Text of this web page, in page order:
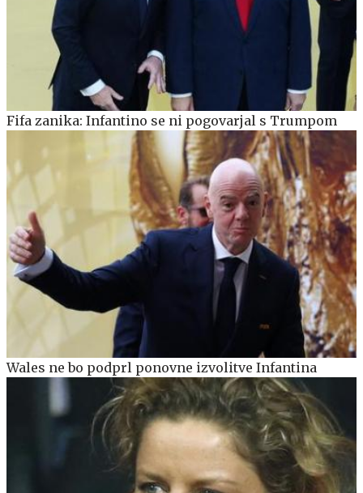
Fifa zanika: Infantino se ni pogovarjal s Trumpom
Wales ne bo podprl ponovne izvolitve Infantina